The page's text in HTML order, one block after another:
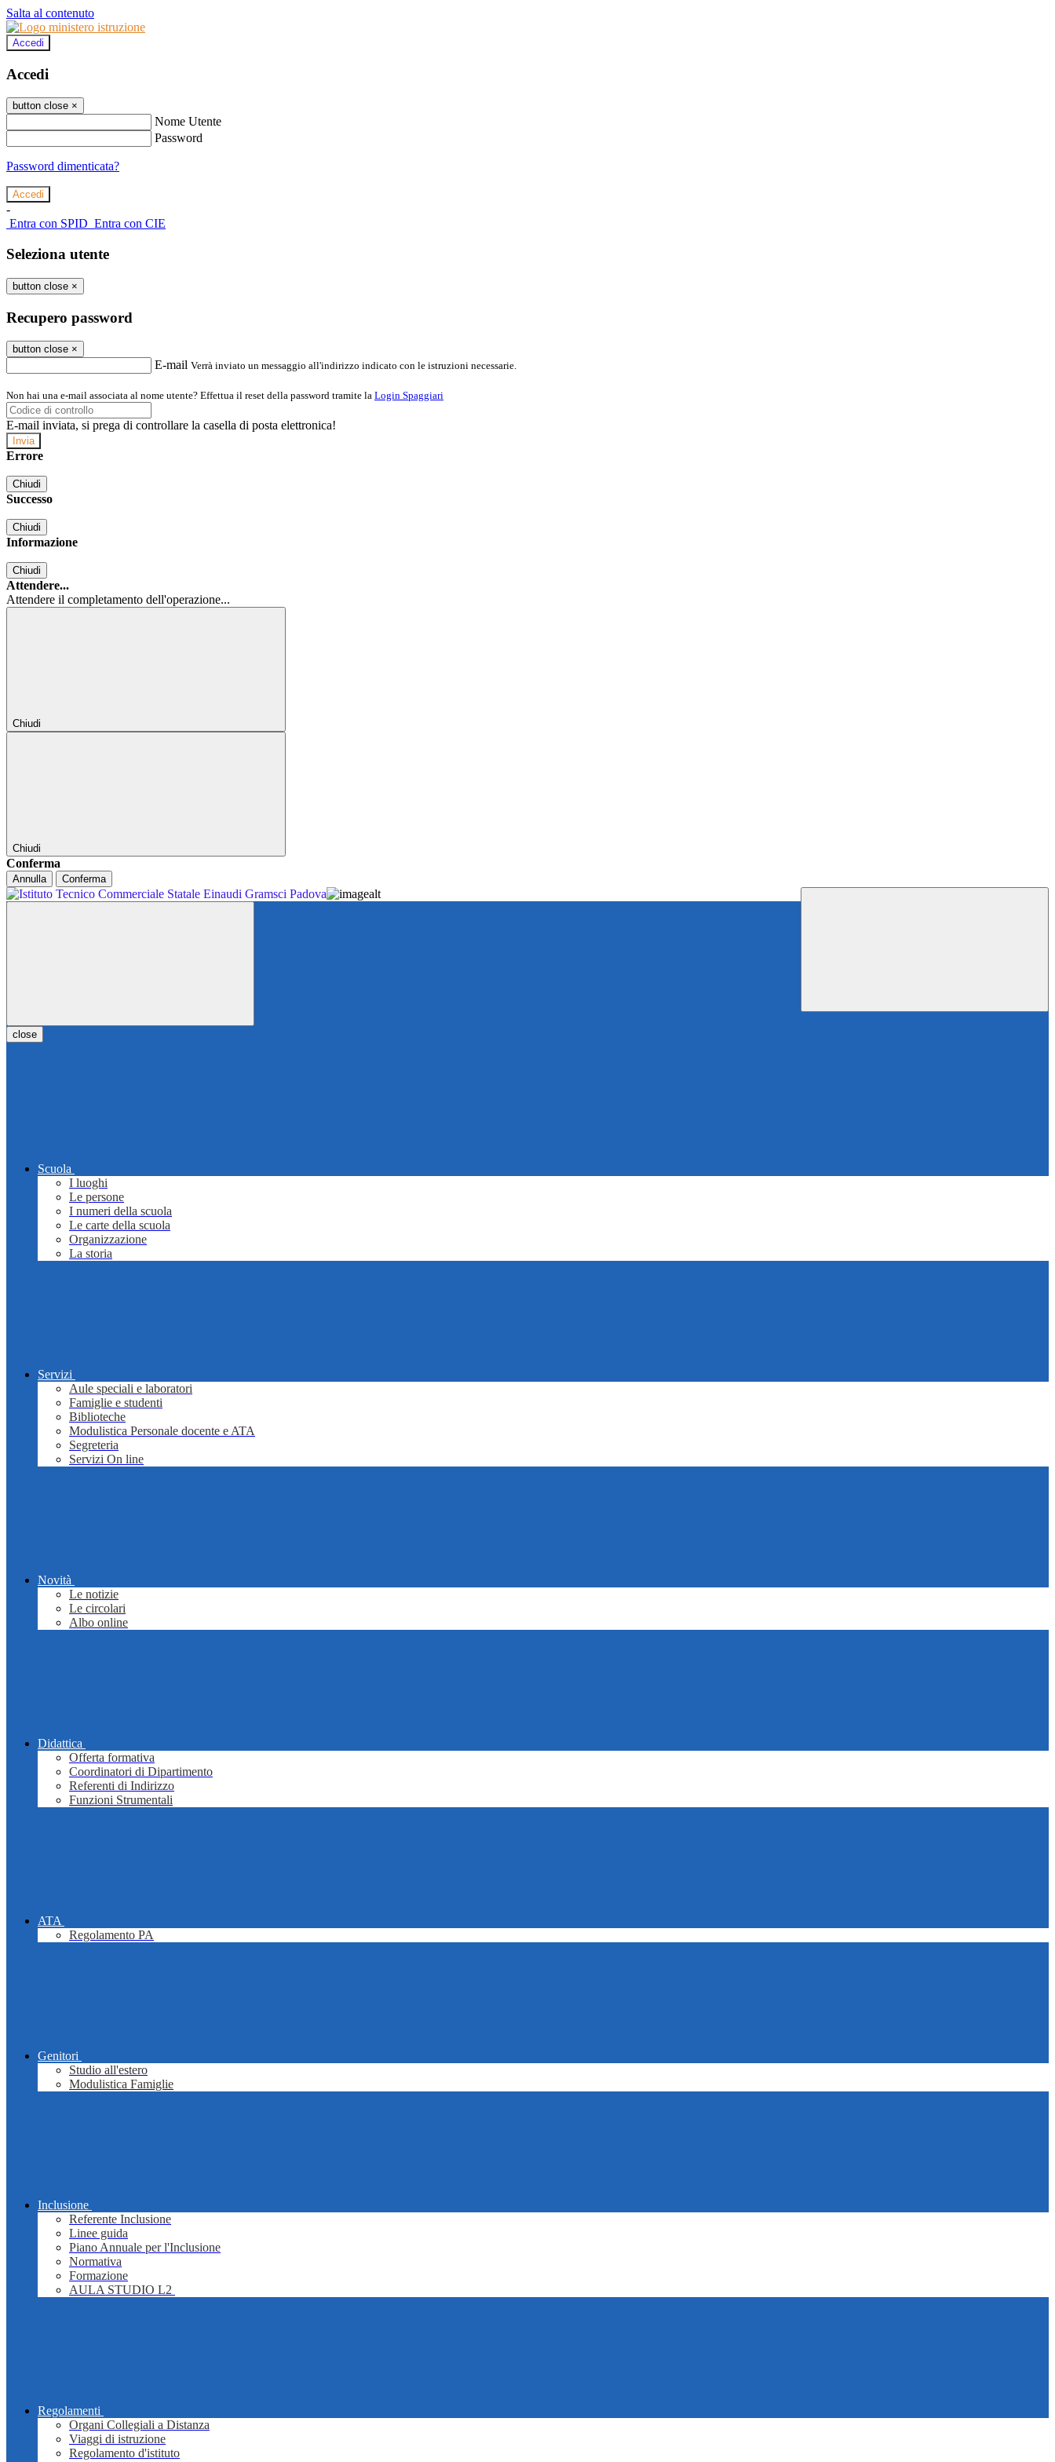
Salta al contenuto
Accedi
Accedi
button close ×
Nome Utente
Password
Password dimenticata?
-
Entra con SPID Entra con CIE
Seleziona utente
button close ×
Recupero password
button close ×
E-mail Verrà inviato un messaggio all'indirizzo indicato con le istruzioni necessarie.
Non hai una e-mail associata al nome utente? Effettua il reset della password tramite la Login Spaggiari
E-mail inviata, si prega di controllare la casella di posta elettronica!
Errore
Chiudi
Successo
Chiudi
Informazione
Chiudi
Attendere...
Attendere il completamento dell'operazione...
Chiudi
Chiudi
Conferma
Annulla Conferma
close
Scuola
I luoghi
Le persone
I numeri della scuola
Le carte della scuola
Organizzazione
La storia
Servizi
Aule speciali e laboratori
Famiglie e studenti
Biblioteche
Modulistica Personale docente e ATA
Segreteria
Servizi On line
Novità
Le notizie
Le circolari
Albo online
Didattica
Offerta formativa
Coordinatori di Dipartimento
Referenti di Indirizzo
Funzioni Strumentali
ATA
Regolamento PA
Genitori
Studio all'estero
Modulistica Famiglie
Inclusione
Referente Inclusione
Linee guida
Piano Annuale per l'Inclusione
Normativa
Formazione
AULA STUDIO L2
Regolamenti
Organi Collegiali a Distanza
Viaggi di istruzione
Regolamento d'istituto